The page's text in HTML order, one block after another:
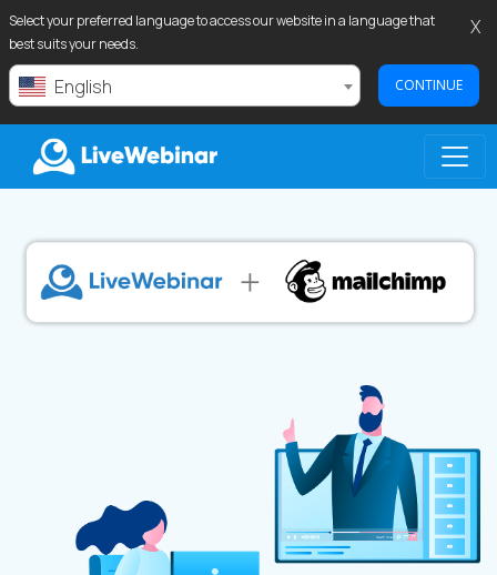
Select your preferred language to access our website in a language that
best suits your needs.
English CONTINUE
X
LIVEWEBINAR.COM